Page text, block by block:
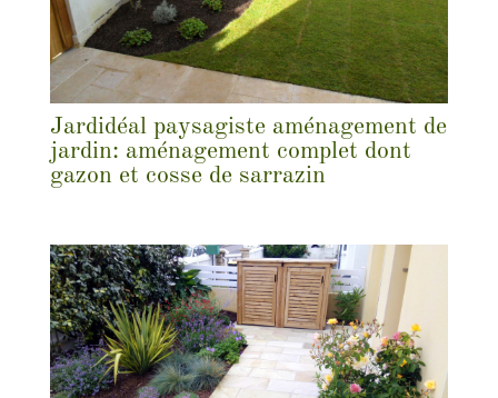
Jardidéal paysagiste aménagement de
jardin: aménagement complet dont
gazon et cosse de sarrazin